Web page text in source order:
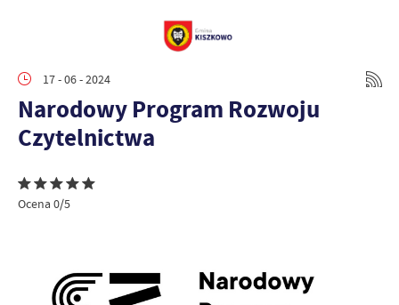
17 - 06 - 2024
Narodowy Program Rozwoju
Czytelnictwa
Ocena 0/5